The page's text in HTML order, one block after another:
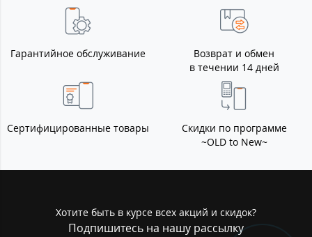
Гарантийное обслуживание
Возврат и обмен
в течении 14 дней
Сертифицированные товары
Скидки по программе
~OLD to New~
Хотите быть в курсе всех акций и скидок?
Подпишитесь на нашу рассылку